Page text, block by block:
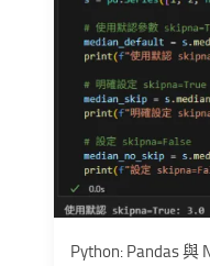
Python: Pandas 與